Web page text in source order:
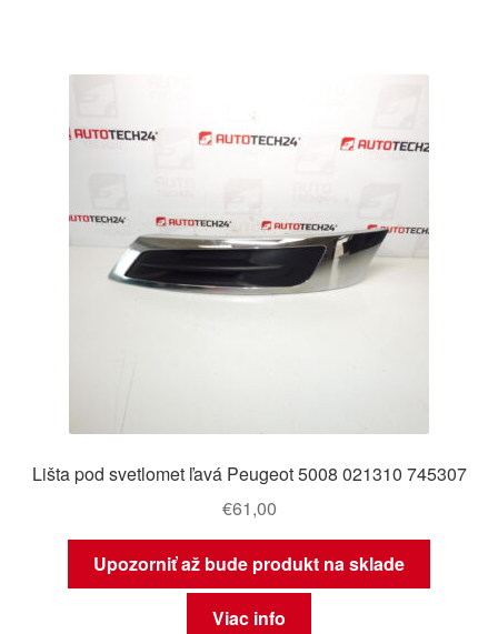
Lišta pod svetlomet ľavá Peugeot 5008 021310 745307
€61,00
Upozorniť až bude produkt na sklade
Viac info